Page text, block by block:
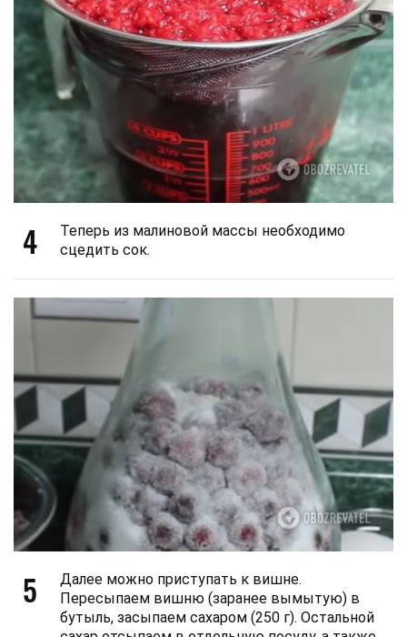
4
Теперь из малиновой массы необходимо
сцедить сок.
5
Далее можно приступать к вишне.
Пересыпаем вишню (заранее вымытую) в
бутыль, засыпаем сахаром (250 г). Остальной